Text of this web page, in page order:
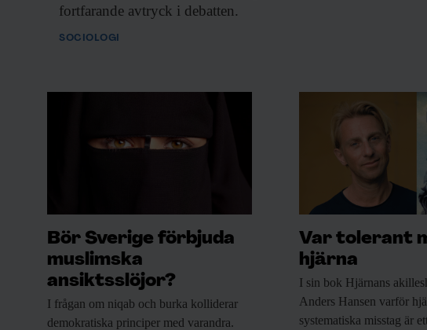
fortfarande avtryck i debatten.
SOCIOLOGI
Bör Sverige förbjuda
muslimska
ansiktsslöjor?
I frågan om niqab och burka kolliderar
demokratiska principer med varandra.
Var tolerant
hjärna
I sin bok Hjärnans
Anders Hansen varför
systematiska misstag är